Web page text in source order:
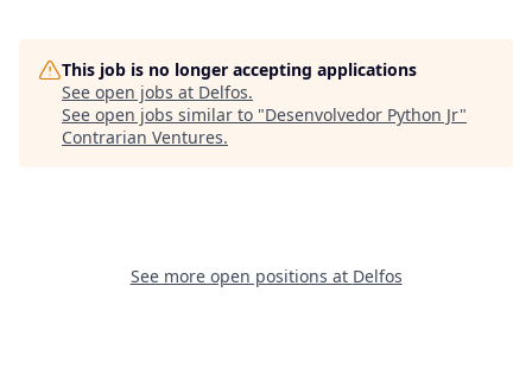
This job is no longer accepting applications
See open jobs at Delfos.
See open jobs similar to "Desenvolvedor Python Jr"
Contrarian Ventures.
See more open positions at Delfos